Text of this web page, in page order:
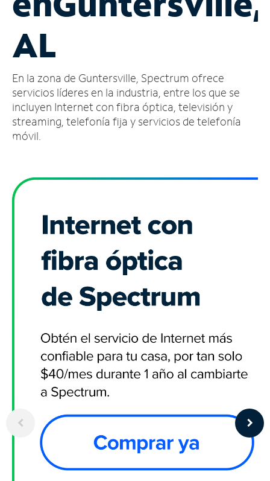
cuenta
Encuentra
tienda
AL
En la zona de Guntersville, Spectrum ofrece
servicios líderes en la industria, entre los que se
incluyen Internet con fibra óptica, televisión y
streaming, telefonía fija y servicios de telefonía
móvil.